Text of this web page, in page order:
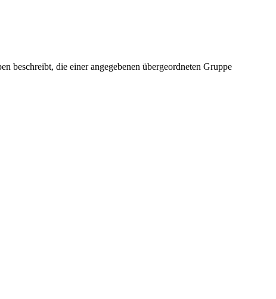
die einer angegebenen übergeordneten Gruppe